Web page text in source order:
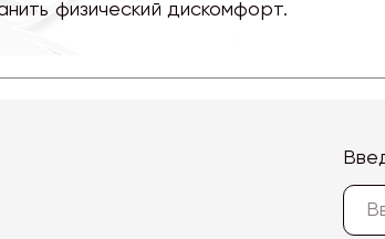
физический дискомфорт.